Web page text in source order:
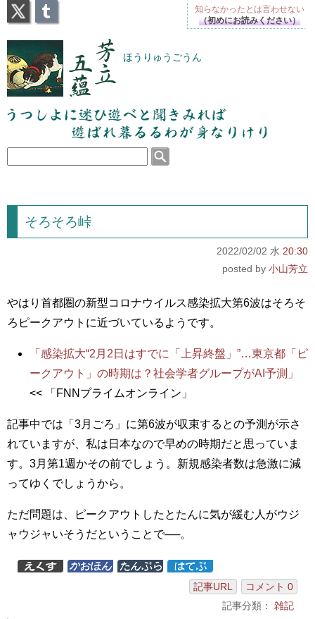
芳立五蘊 ほうりゅうごうん
うつしよに迷ひ遊べと聞きみれば遊ばれ暮るるわが
身なりけり
そろそろ峠
2022/02/02 水 20:30
小山芳立
やはり首都圏の新型コロナウイルス感染拡大第6波はそろそ
ろピークアウトに近づいているようです。
「感染拡大“2月2日はすでに「上昇終盤」”…東京都「ピ
ークアウト」の時期は？社会学者グループがAI予測」
<< 「FNNプライムオンライン」
記事中では「3月ごろ」に第6波が収束するとの予測が示さ
れていますが、私は日本なので早めの時期だと思っていま
す。3月第1週かその前でしょう。新規感染者数は急激に減
ってゆくでしょうから。
ただ問題は、ピークアウトしたとたんに気が緩む人がウジ
ャウジャいそうだということで──。
記事URL
コメント 0
記事分類： 雑記
知らなかったとは言わせない
（初めにお読みください）
X Tumblr